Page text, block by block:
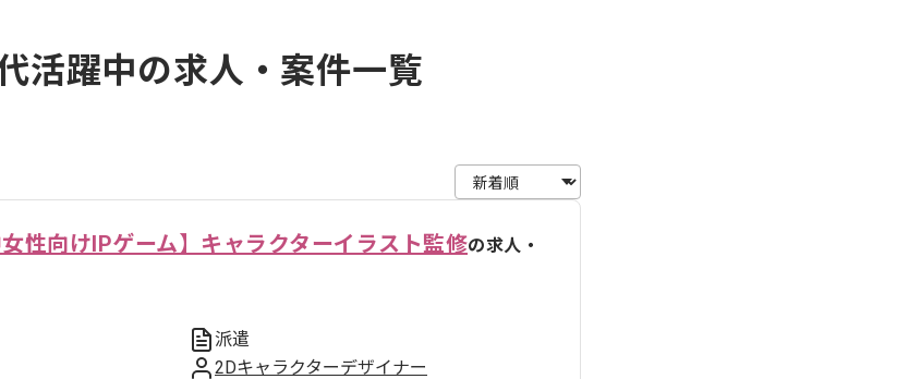
活躍中の求人・案件一覧
女性向けIPゲーム】キャラクターイラスト監修の求人・
派遣
2Dキャラクターデザイナー